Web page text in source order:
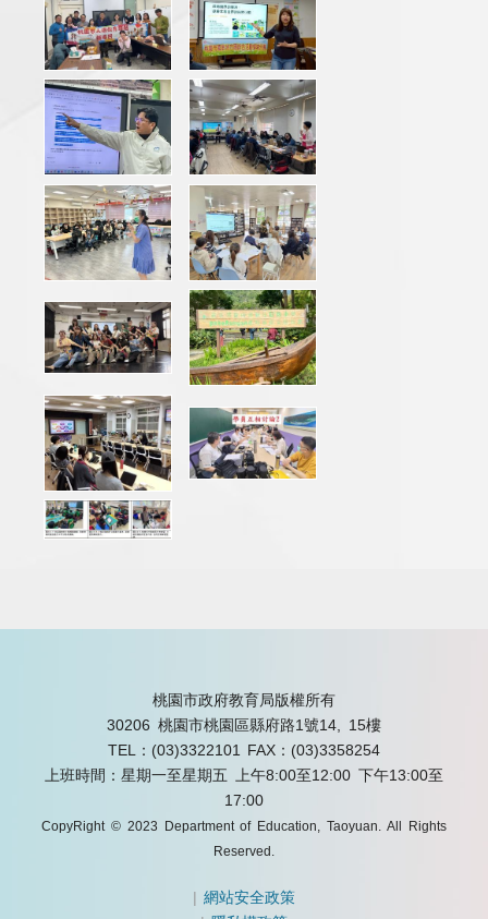
桃園市政府教育局版權所有
30206 桃園市桃園區縣府路1號14, 15樓
TEL：(03)3322101
FAX：(03)3358254
上班時間：星期一至星期五 上午8:00至12:00 下午13:00至
17:00
CopyRight © 2023 Department of Education, Taoyuan. All Rights
Reserved.
|網站安全政策